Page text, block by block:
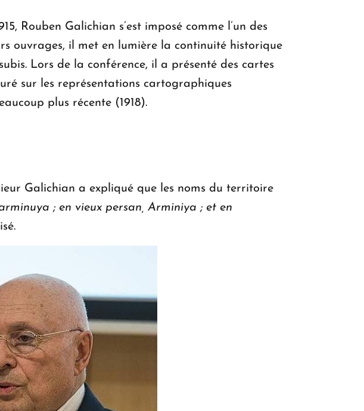
Rouben Galichian s’est imposé comme l’un des
ouvrages, il met en lumière la continuité historique
Lors de la conférence, il a présenté des cartes
sur les représentations cartographiques
plus récente (1918).
Galichian a expliqué que les noms du territoire
; en vieux persan, Arminiya ; et en